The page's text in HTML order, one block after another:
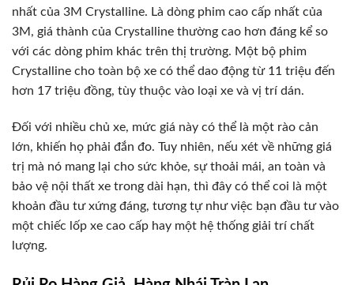
nhất của 3M Crystalline. Là dòng phim cao cấp nhất của
3M, giá thành của Crystalline thường cao hơn đáng kể so
với các dòng phim khác trên thị trường. Một bộ phim
Crystalline cho toàn bộ xe có thể dao động từ 11 triệu đến
hơn 17 triệu đồng, tùy thuộc vào loại xe và vị trí dán.
Đối với nhiều chủ xe, mức giá này có thể là một rào cản
lớn, khiến họ phải đắn đo. Tuy nhiên, nếu xét về những giá
trị mà nó mang lại cho sức khỏe, sự thoải mái, an toàn và
bảo vệ nội thất xe trong dài hạn, thì đây có thể coi là một
khoản đầu tư xứng đáng, tương tự như việc bạn đầu tư vào
một chiếc lốp xe cao cấp hay một hệ thống giải trí chất
lượng.